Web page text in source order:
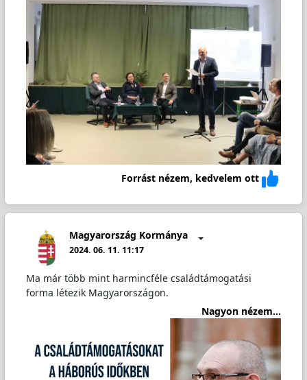
Forrást nézem, kedvelem ott
Magyarország Kormánya
2024. 06. 11. 11:17
Ma már több mint harmincféle családtámogatási
forma létezik Magyarországon.
Nagyon nézem...